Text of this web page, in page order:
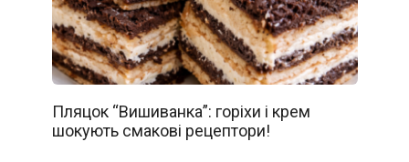
Пляцок “Вишиванка”: горіхи і крем
шокують смакові рецептори!